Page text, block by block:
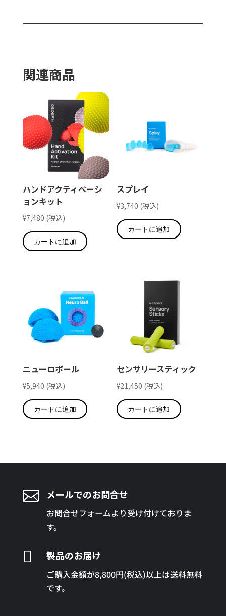
関連商品
ハンドアクティベーシ
ョンキット
¥7,480 (税込)
カートに追加
スプレイ
¥3,740 (税込)
カートに追加
ニューロボール
¥5,940 (税込)
カートに追加
センサリースティック
¥21,450 (税込)
カートに追加
 メールでのお問合せ
お問合せフォームより受け付けておりま
す。
 製品のお届け
ご購入金額が8,800円(税込)以上は送料無料
です。